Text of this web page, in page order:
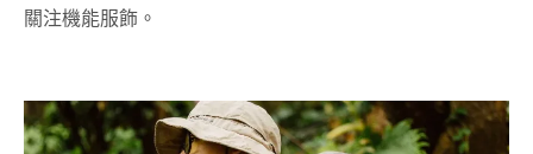
關注機能服飾。